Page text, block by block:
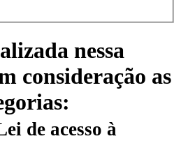
nessa
consideração as
de acesso à